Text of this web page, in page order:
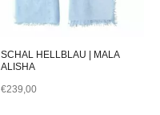
SCHAL HELLBLAU | MALA
ALISHA
€239,00